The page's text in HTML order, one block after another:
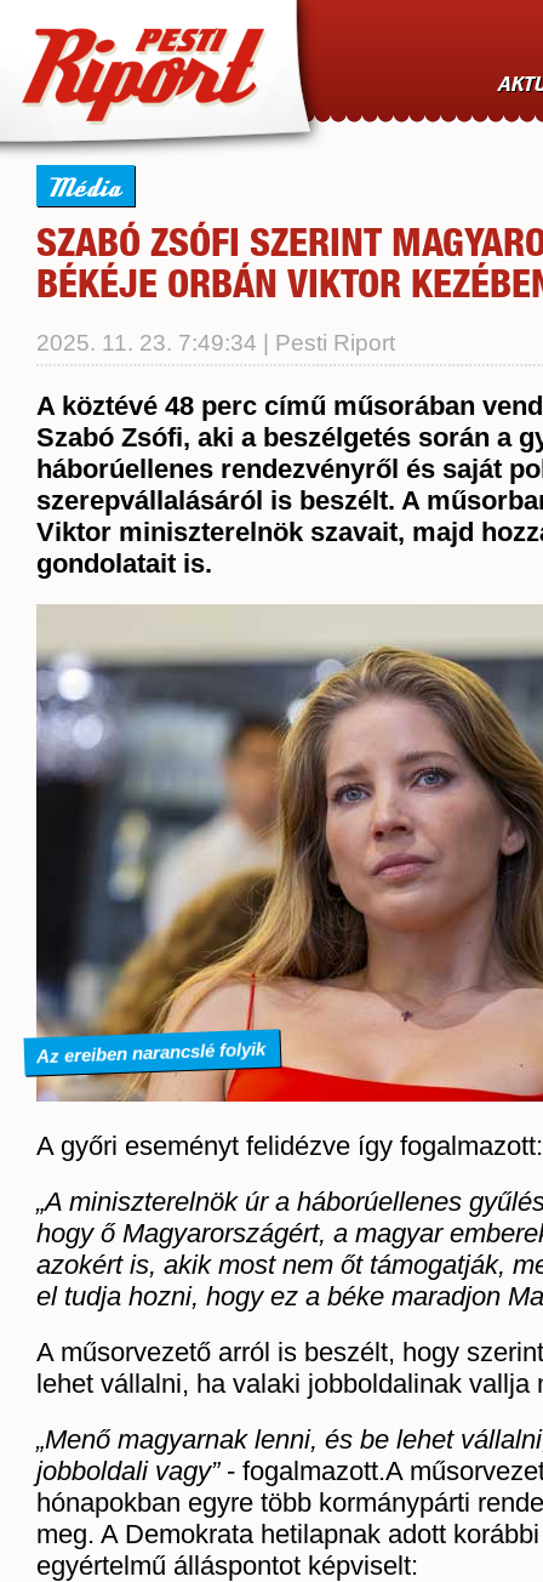
Média
SZABÓ ZSÓFI SZERINT
BÉKÉJE ORBÁN VIKTOR
2025. 11. 23. 7:49:34 | Pesti Riport
A köztévé 48 perc című műsorában
Szabó Zsófi, aki a beszélgetés során a
háborúellenes rendezvényről és saját
szerepvállalásáról is beszélt. A
Viktor miniszterelnök szavait, majd
gondolatait is.
Az ereiben narancslé folyik
A győri eseményt felidézve így fogalmazott:
„A miniszterelnök úr a háborúellenes
hogy ő Magyarországért, a magyar
azokért is, akik most nem őt támogatják,
el tudja hozni, hogy ez a béke maradjon
A műsorvezető arról is beszélt, hogy
lehet vállalni, ha valaki jobboldalinak vallja
„Menő magyarnak lenni, és be lehet
jobboldali vagy” - fogalmazott.A
hónapokban egyre több kormánypárti
meg. A Demokrata hetilapnak adott
egyértelmű álláspontot képviselt: